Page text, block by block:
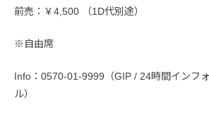
前売：￥4,500 （1D代別途）
※自由席
Info：0570-01-9999（GIP / 24時間インフ
ル）